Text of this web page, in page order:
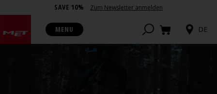
SAVE 10% Zum Newsletter anmelden
MENU DE